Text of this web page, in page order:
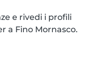
e rivedi i profili
a Fino Mornasco.